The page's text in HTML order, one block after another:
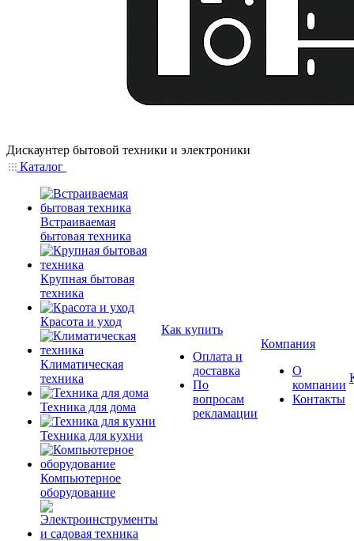
Дискаунтер бытовой техники и электроники
Каталог
Встраиваемая
бытовая техника
Крупная бытовая
техника
Красота и уход
Климатическая
техника
Техника для дома
Техника для кухни
Компьютерное
оборудование
Как купить
Оплата и
доставка
По
вопросам
рекламации
Компания
О
компании
Контакты